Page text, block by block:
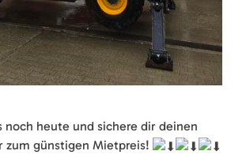
noch heute und sichere dir deinen
zum günstigen Mietpreis!